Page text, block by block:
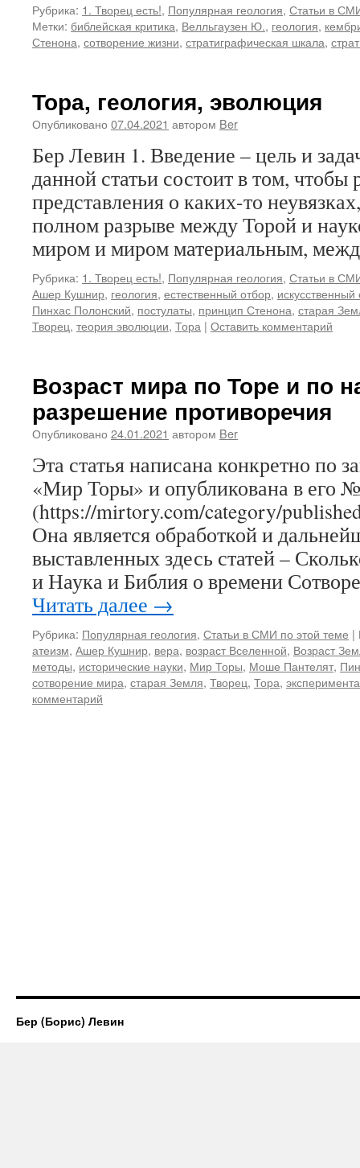
Рубрика: 1. Творец есть!, Популярная геология, Статьи в
Метки: библейская критика, Велльгаузен Ю., геология,
Стенона, сотворение жизни, стратиграфическая шкала,
Тора, геология, эволюция
Опубликовано 07.04.2021 автором Ber
Бер Левин 1. Введение – цель и
данной статьи состоит в том, чтобы
представления о каких-то
полном разрыве между Торой и
миром и миром материальным,
Рубрика: 1. Творец есть!, Популярная геология, Статьи в
Ашер Кушнир, геология, естественный отбор, искусственный
Пинхас Полонский, постулаты, принцип Стенона, старая
Творец, теория эволюции, Тора | Оставить комментарий
Возраст мира по Торе и по
разрешение противоречия
Опубликовано 24.01.2021 автором Ber
Эта статья написана конкретно по
«Мир Торы» и опубликована в его
(https://mirtory.com/category/
Она является обработкой и
выставленных здесь статей –
и Наука и Библия о времени
Читать далее →
Рубрика: Популярная геология, Статьи в СМИ по этой теме |
атеизм, Ашер Кушнир, вера, возраст Вселенной, Возраст
методы, исторические науки, Мир Торы, Моше Пантелят,
сотворение мира, старая Земля, Творец, Тора,
комментарий
Бер (Борис) Левин